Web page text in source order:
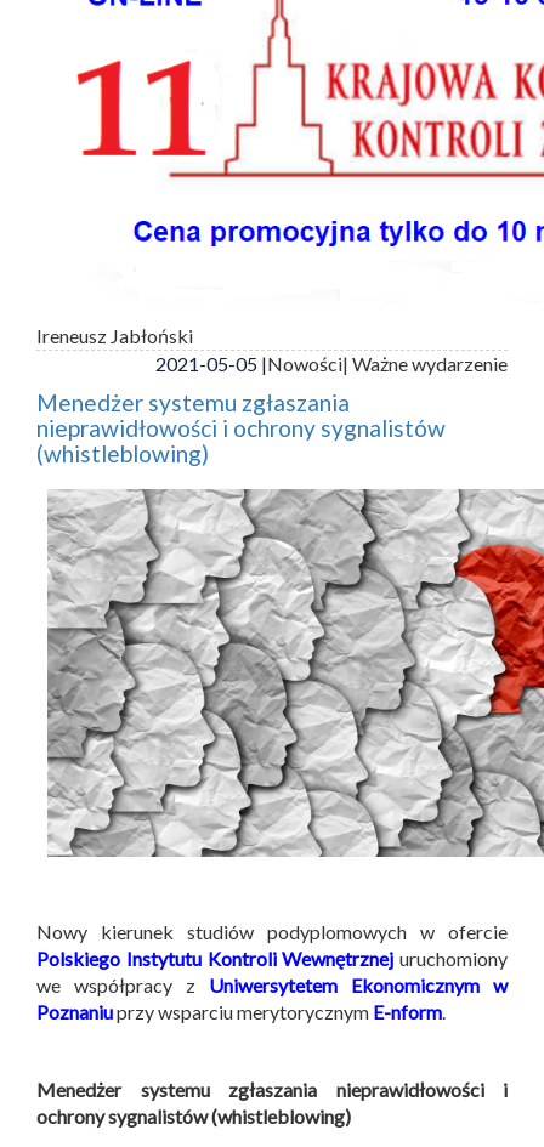
Ireneusz Jabłoński
2021-05-05 |Nowości| Ważne wydarzenie
Menedżer systemu zgłaszania
nieprawidłowości i ochrony sygnalistów
(whistleblowing)
Nowy kierunek studiów podyplomowych w ofercie
Polskiego Instytutu Kontroli Wewnętrznej uruchomiony
we współpracy z Uniwersytetem Ekonomicznym w
Poznaniuprzy wsparciu merytorycznym E-nform
Menedżer systemu zgłaszania nieprawidłowości i
ochrony sygnalistów (whistleblowing)